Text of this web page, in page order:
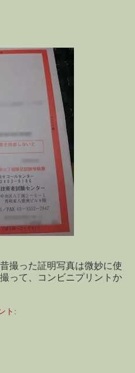
撮った証明写真は微妙に使
って、コンビニプリントか
ト: